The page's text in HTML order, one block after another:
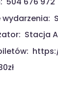
wydarzenia:
Stacja